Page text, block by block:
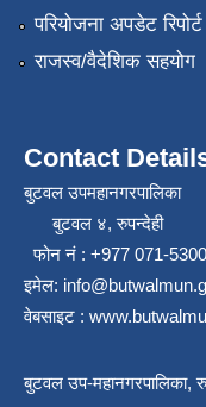
परियोजना अपडेट रिपोर्ट
राजस्व/वैदेशिक सहयोग
Contact
बुटवल उपमहानगरपालिका
बुटवल ४, रुपन्देही
फोन नं : +977 071-
इमेल:
वेबसाइट :
बुटवल उप-